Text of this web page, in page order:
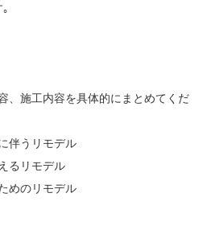
、施工内容を具体的にまとめてくだ
伴うリモデル
るリモデル
めのリモデル